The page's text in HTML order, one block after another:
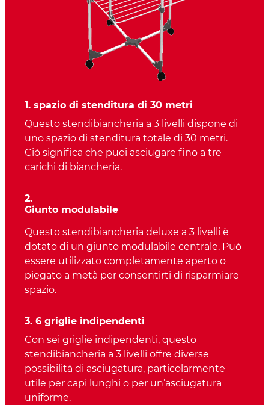
1. spazio di stenditura di 30 metri
Questo stendibiancheria a 3 livelli dispone di
uno spazio di stenditura totale di 30 metri.
Ciò significa che puoi asciugare fino a tre
carichi di biancheria.
2.
Giunto modulabile
Questo stendibiancheria deluxe a 3 livelli è
dotato di un giunto modulabile centrale. Può
essere utilizzato completamente aperto o
piegato a metà per consentirti di risparmiare
spazio.
3. 6 griglie indipendenti
Con sei griglie indipendenti, questo
stendibiancheria a 3 livelli offre diverse
possibilità di asciugatura, particolarmente
utile per capi lunghi o per un’asciugatura
uniforme.